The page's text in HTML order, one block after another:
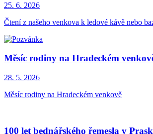
25. 6. 2026
Čtení z našeho venkova k ledové kávě nebo
Měsíc rodiny na Hradeckém
28. 5. 2026
Měsíc rodiny na Hradeckém venkově
100 let bednářského řemesla v